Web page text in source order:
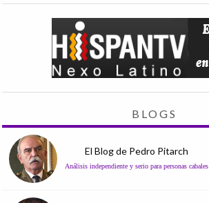
BLOGS
El Blog de Pedro Pitarch
Análisis independiente y serio para personas cabales